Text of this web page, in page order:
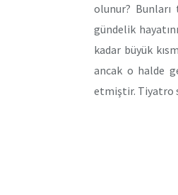
olunur?
gündelik
kadar büyük
ancak o halde
etmiştir. Tiyatro